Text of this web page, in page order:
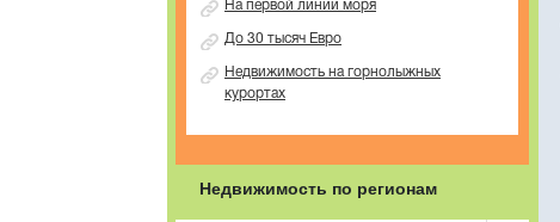
На первой линии моря
До 30 тысяч Евро
Недвижимость на горнолыжных
курортах
Недвижимость по регионам